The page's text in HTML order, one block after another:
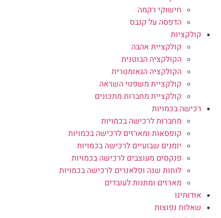
חישוקי רקמה
הדפסה על קנבס
קולקציות
קולקציית אהבה
הקולקציה הבוטנית
הקולקציה הגאומטרית
קולקציית משפטי השראה
קולקציית מחברות מתכונים
רכישה בכמויות
מחברות לרכישה בכמויות
קופסאות ומארזים לרכישה בכמויות
יומנים שבועיים לרכישה בכמויות
פנקסים מעוצבים לרכישה בכמויות
לוחות שנה ופלאנרים לרכישה בכמויות
מארזים ומתנות לעובדים
אודותינו
שאלות נפוצות